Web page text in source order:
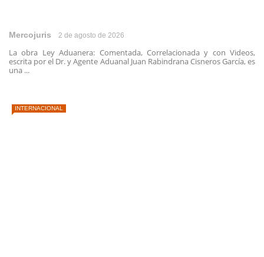
Mercojuris 2 de agosto de 2026
La obra Ley Aduanera: Comentada, Correlacionada y con Videos,
escrita por el Dr. y Agente Aduanal Juan Rabindrana Cisneros García, es
una ...
INTERNACIONAL